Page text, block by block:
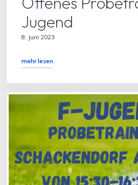
Jugend
8. Juni 2023
mehr lesen"Offenes
E-
Jugend"